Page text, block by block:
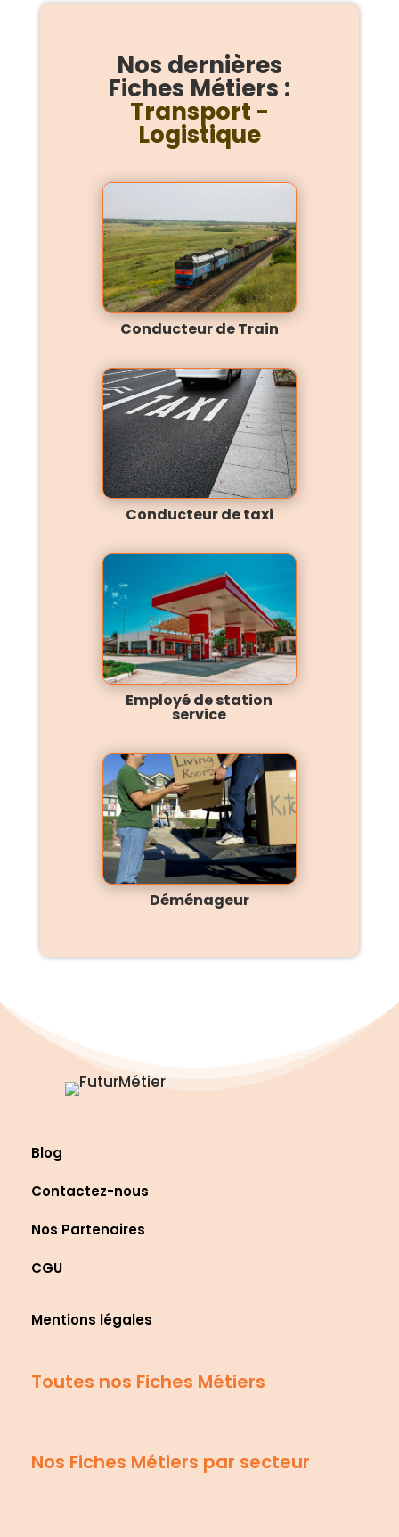
Nos dernières
Fiches Métiers :
Transport -
Logistique
Conducteur de Train
Conducteur de taxi
Employé de station
service
Déménageur
Blog
Contactez-nous
Nos Partenaires
CGU
Mentions légales
Toutes nos Fiches Métiers
Nos Fiches Métiers par secteur